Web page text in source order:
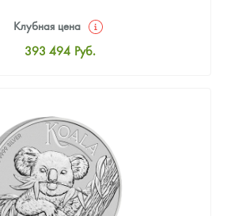
Клубная цена
393 494 Руб.
Цена выкупа
373 820 Руб.